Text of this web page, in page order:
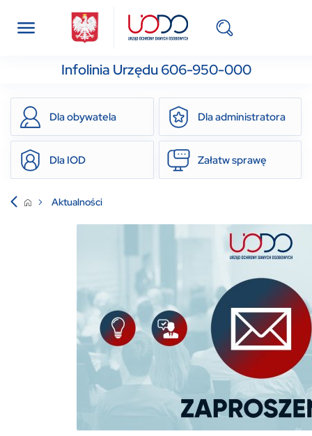
Infolinia Urzędu 606-950-000
Dla obywatela Dla administratora
Dla IOD Załatw sprawę
Aktualności